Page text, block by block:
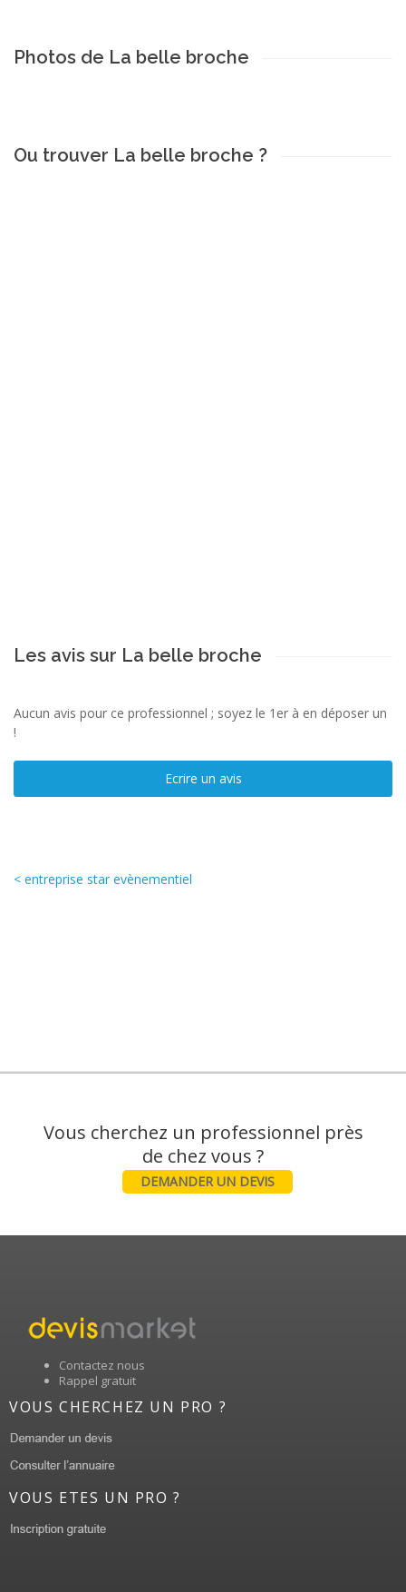
Photos de La belle broche
Ou trouver La belle broche ?
Les avis sur La belle broche
Aucun avis pour ce professionnel ; soyez le 1er à en déposer un
!
Ecrire un avis
< entreprise star evènementiel
Vous cherchez un professionnel près
DEMANDER UN DEVIS
Contactez nous
Rappel gratuit
VOUS CHERCHEZ UN PRO ?
VOUS ETES UN PRO ?